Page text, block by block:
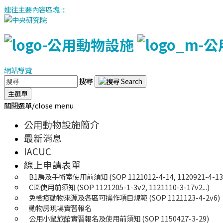
連往主要內容區塊:::
網站導覽
搜尋
主選單
關閉選單/close menu
公用動物設施簡介
最新消息
IACUC
線上申請表單
B1房及手術室使用前須知 (SOP 1121012-4-14, 1120921-4-
C區使用前須知 (SOP 1121205-1-3v2, 1121110-3-17v2...)
免檢疫動物來源及各區可操作項目規範 (SOP 1121123-4-2v6)
動物房現場實習報名
公用小鼠旅館實習報名及使用前須知 (SOP 1150427-3-29)